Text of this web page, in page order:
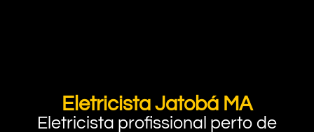
Eletricista Jatobá MA
Eletricista profissional perto de